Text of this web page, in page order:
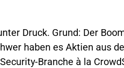
Druck. Grund: Der
haben es Aktien aus
Branche à la